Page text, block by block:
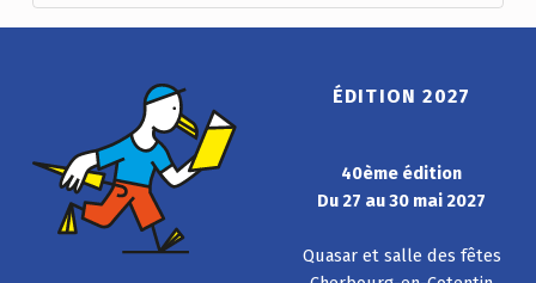
ÉDITION 2027
40ème édition
Du 27 au 30 mai 2027
Quasar et salle des fêtes